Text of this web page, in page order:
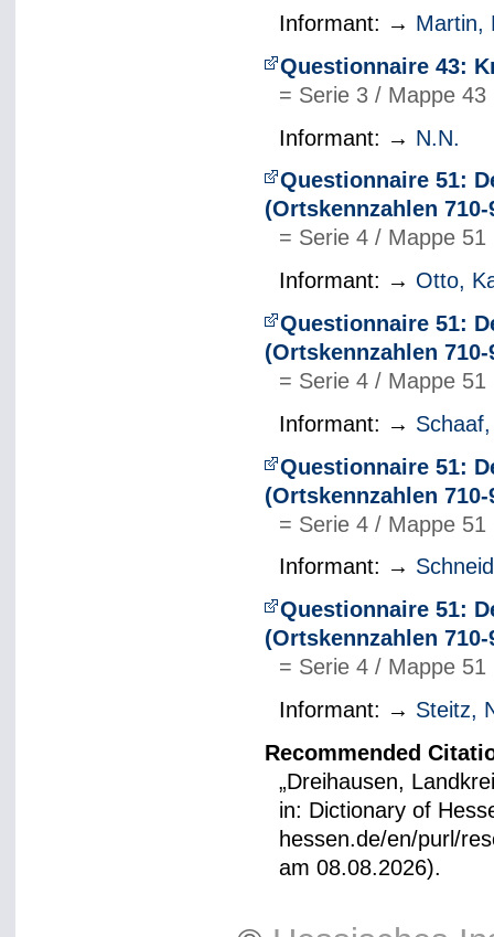
Informant: → Martin,
Questionnaire 43:
= Serie 3 / Mappe 43
Informant: → N.N.
Questionnaire 51:
(Ortskennzahlen 710-
= Serie 4 / Mappe 51
Informant: → Otto,
Questionnaire 51:
(Ortskennzahlen 710-
= Serie 4 / Mappe 51
Informant: →
Questionnaire 51:
(Ortskennzahlen 710-
= Serie 4 / Mappe 51
Informant: →
Questionnaire 51:
(Ortskennzahlen 710-
= Serie 4 / Mappe 51
Informant: → Steitz,
Recommended
„Dreihausen,
in: Dictionary of
hessen.de/en/purl/
am 08.08.2026).